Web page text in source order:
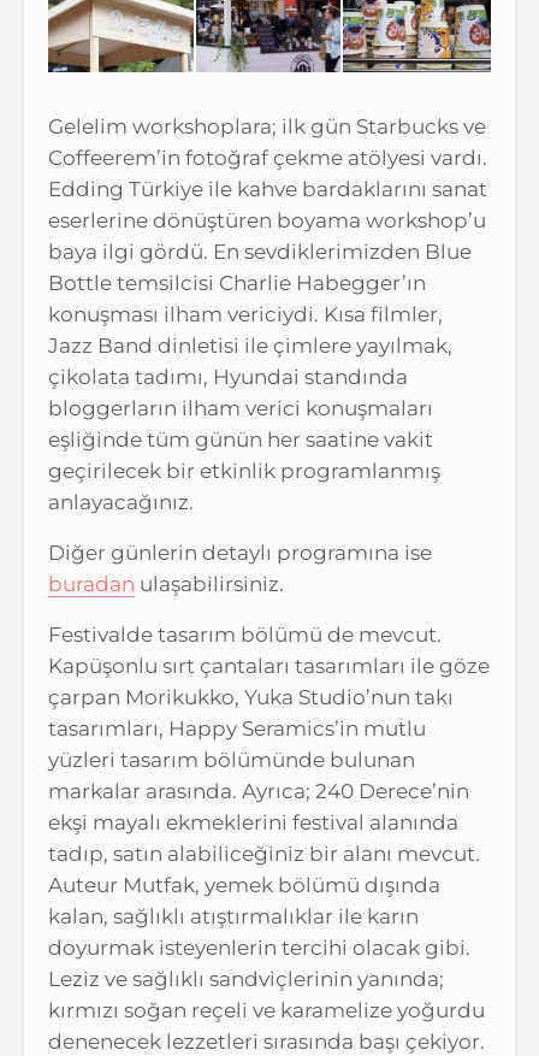
Gelelim workshoplara; ilk gün Starbucks ve
Coffeerem’in fotoğraf çekme atölyesi vardı.
Edding Türkiye ile kahve bardaklarını sanat
eserlerine dönüştüren boyama workshop’u
baya ilgi gördü. En sevdiklerimizden Blue
Bottle temsilcisi Charlie Habegger’ın
konuşması ilham vericiydi. Kısa filmler,
Jazz Band dinletisi ile çimlere yayılmak,
çikolata tadımı, Hyundai standında
bloggerların ilham verici konuşmaları
eşliğinde tüm günün her saatine vakit
geçirilecek bir etkinlik programlanmış
anlayacağınız.
Diğer günlerin detaylı programına ise
buradan ulaşabilirsiniz.
Festivalde tasarım bölümü de mevcut.
Kapüşonlu sırt çantaları tasarımları ile göze
çarpan Morikukko, Yuka Studio’nun takı
tasarımları, Happy Seramics’in mutlu
yüzleri tasarım bölümünde bulunan
markalar arasında. Ayrıca; 240 Derece’nin
ekşi mayalı ekmeklerini festival alanında
tadıp, satın alabiliceğiniz bir alanı mevcut.
Auteur Mutfak, yemek bölümü dışında
kalan, sağlıklı atıştırmalıklar ile karın
doyurmak isteyenlerin tercihi olacak gibi.
Leziz ve sağlıklı sandviçlerinin yanında;
kırmızı soğan reçeli ve karamelize yoğurdu
denenecek lezzetleri sırasında başı çekiyor.